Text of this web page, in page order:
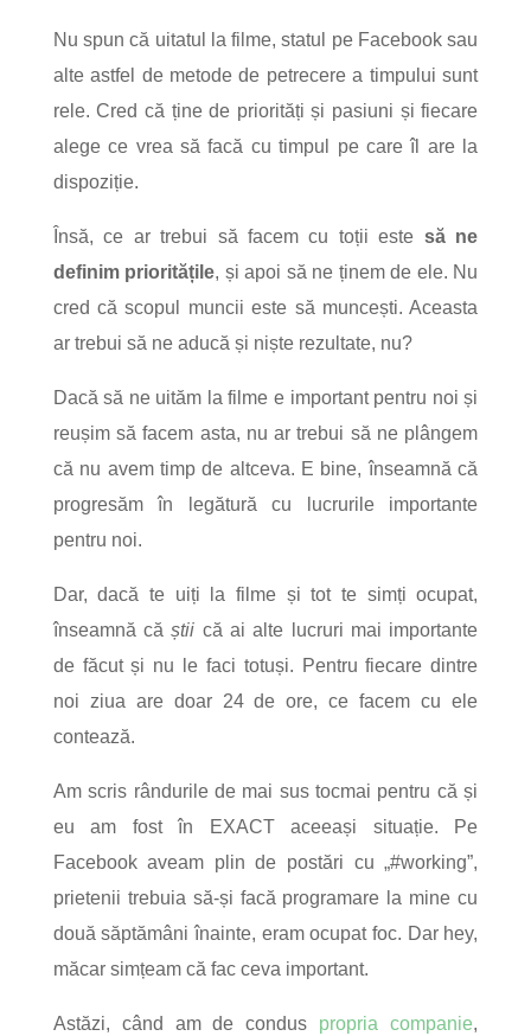
Nu spun că uitatul la filme, statul pe Facebook sau
alte astfel de metode de petrecere a timpului sunt
rele. Cred că ține de priorități și pasiuni și fiecare
alege ce vrea să facă cu timpul pe care îl are la
dispoziție.
Însă, ce ar trebui să facem cu toții este să ne
definim prioritățile, și apoi să ne ținem de ele. Nu
cred că scopul muncii este să muncești. Aceasta
ar trebui să ne aducă și niște rezultate, nu?
Dacă să ne uităm la filme e important pentru noi și
reușim să facem asta, nu ar trebui să ne plângem
că nu avem timp de altceva. E bine, înseamnă că
progresăm în legătură cu lucrurile importante
pentru noi.
Dar, dacă te uiți la filme și tot te simți ocupat,
înseamnă căștii că ai alte lucruri mai importante
de făcut și nu le faci totuși. Pentru fiecare dintre
noi ziua are doar 24 de ore, ce facem cu ele
contează.
Am scris rândurile de mai sus tocmai pentru că și
eu am fost în EXACT aceeași situație. Pe
Facebook aveam plin de postări cu „#working”,
prietenii trebuia să-și facă programare la mine cu
două săptămâni înainte, eram ocupat foc. Dar hey,
măcar simțeam că fac ceva important.
Astăzi, când am de condus propria companie,